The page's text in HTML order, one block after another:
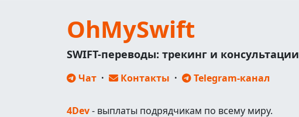
OhMySwift
SWIFT-переводы: трекинг и консультации
Чат · Контакты · Telegram-канал
4Dev- выплаты подрядчикам по всему миру.